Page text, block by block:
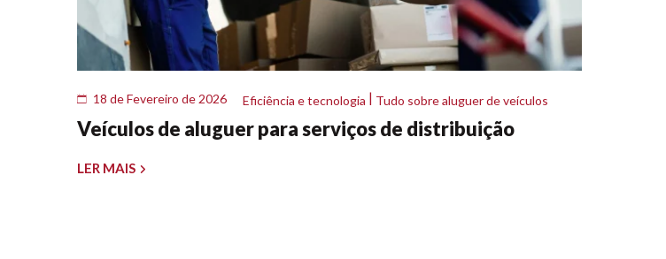
18 de Fevereiro de 2026 Eficiência e tecnologia | Tudo sobre aluguer de veículos
Veículos de aluguer para serviços de distribuição
LER MAIS